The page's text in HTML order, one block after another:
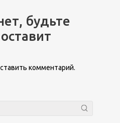
будьте
комментарий.